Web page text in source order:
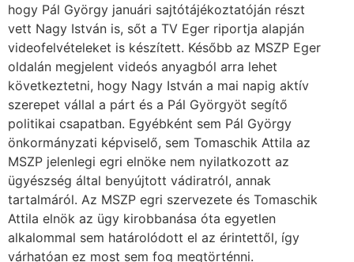
hogy Pál György januári sajtótájékoztatóján részt
vett Nagy István is, sőt a TV Eger riportja alapján
videofelvételeket is készített. Később az MSZP Eger
oldalán megjelent videós anyagból arra lehet
következtetni, hogy Nagy István a mai napig aktív
szerepet vállal a párt és a Pál Györgyöt segítő
politikai csapatban. Egyébként sem Pál György
önkormányzati képviselő, sem Tomaschik Attila az
MSZP jelenlegi egri elnöke nem nyilatkozott az
ügyészség által benyújtott vádiratról, annak
tartalmáról. Az MSZP egri szervezete és Tomaschik
Attila elnök az ügy kirobbanása óta egyetlen
alkalommal sem határolódott el az érintettől, így
várhatóan ez most sem fog megtörténni.